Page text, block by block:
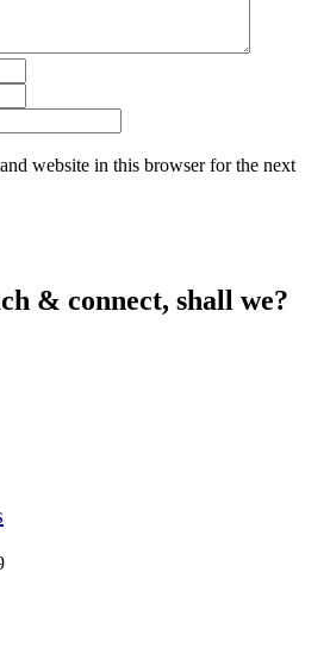
website in this browser for the next
& connect, shall we?